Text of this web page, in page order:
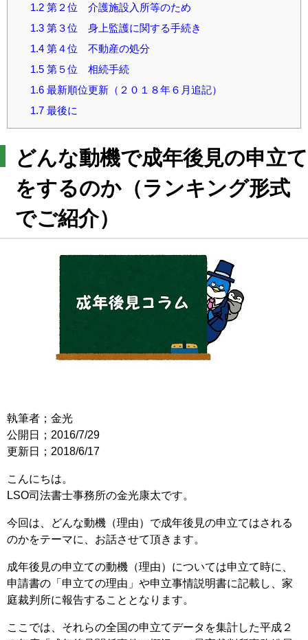
1.2第２位 介護施設入所等のため
1.3第３位 身上監護に関する手続き
1.4第４位 不動産の処分
1.5第５位 相続手続
1.6最新順位更新（２０１８年６月追記）
1.7最後に
どんな動機で成年後見の申立て
をするのか（ランキング形式
でご紹介）
執筆者；金光
公開日；2016/7/29
更新日；2018/6/17
こんにちは。
LSO司法書士事務所の金光康太です。
今回は、どんな動機（理由）で成年後見の申立てはされる
のかをテーマに、お話させて頂きます。
成年後見の申立ての動機（理由）については申立て時に、
申請書の「申立ての理由」や申立事情説明書に記載し、家
庭裁判所に報告することとなります。
ここでは、それらの全国の申立てデータを集計した平成２